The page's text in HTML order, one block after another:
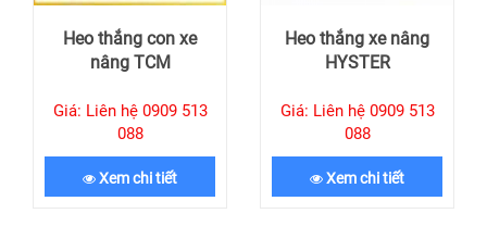
Heo thắng con xe
nâng TCM
Giá: Liên hệ 0909 513
088
Xem chi tiết
Heo thắng xe nâng
HYSTER
Giá: Liên hệ 0909 513
088
Xem chi tiết